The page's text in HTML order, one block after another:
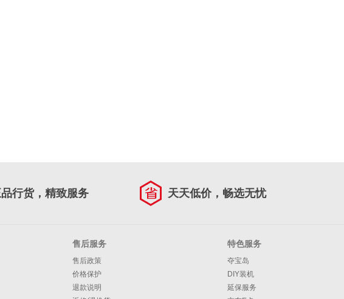
行货，精致服务 天天低价，畅选无忧
售后服务
售后政策
价格保护
退款说明
特色服务
夺宝岛
DIY装机
延保服务